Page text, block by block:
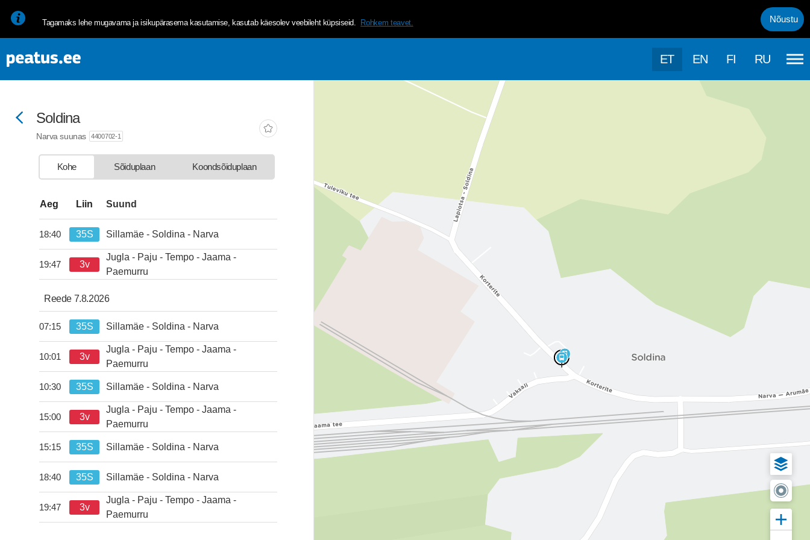
<p><span style="font-size: 10pt; line-height: 107%; font-family: helvetica, arial, sans-serif;">Tagamaks lehe mugavama ja isikup&auml;rasema kasutamise, kasutab k&auml;esolev veebileht
Tagamaks lehe mugavama ja isikupärasema kasutamise, kasutab käesolev veebileht küpsiseid. Rohkem teavet. Nõustu
ET EN FI RU
Soldina
Narva suunas 4400702-1
Kohe Sõiduplaan Koondsõiduplaan
Aeg Liin Suund
18:40
kell 18:40.
35S Sillamäe - Soldina - Narva
19:47
kell 19:47.
3v
Jugla - Paju - Tempo - Jaama -
Paemurru
Reede 7.8.2026
07:15
kell 07:15.
35S Sillamäe - Soldina - Narva
10:01
kell 10:01.
3v
Jugla - Paju - Tempo - Jaama -
Paemurru
10:30
kell 10:30.
35S Sillamäe - Soldina - Narva
15:00
kell 15:00.
3v
Jugla - Paju - Tempo - Jaama -
Paemurru
15:15
kell 15:15.
35S Sillamäe - Soldina - Narva
18:40
kell 18:40.
35S Sillamäe - Soldina - Narva
19:47
kell 19:47.
3v
Jugla - Paju - Tempo - Jaama -
Paemurru